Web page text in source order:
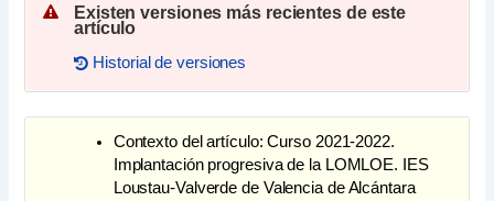
Existen versiones más recientes de este
artículo
Vías académicas al finalizar 2º ESO, para
Historial de versiones
Contexto del artículo: Curso 2021-2022.
Implantación progresiva de la LOMLOE. IES
Loustau-Valverde de Valencia de Alcántara